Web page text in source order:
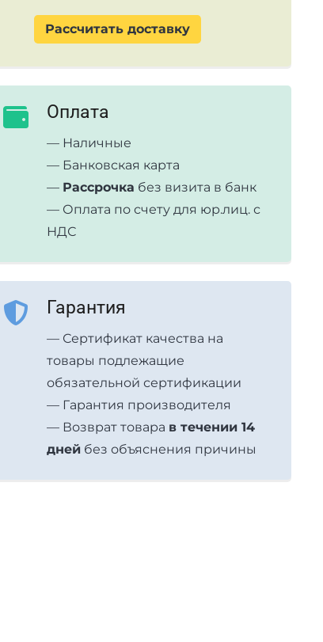
Рассчитать доставку
Оплата
— Наличные
— Банковская карта
— Рассрочка без визита в банк
— Оплата по счету для юр.лиц. с
НДС
Гарантия
— Сертификат качества на
товары подлежащие
обязательной сертификации
— Гарантия производителя
— Возврат товара в течении 14
дней без объяснения причины